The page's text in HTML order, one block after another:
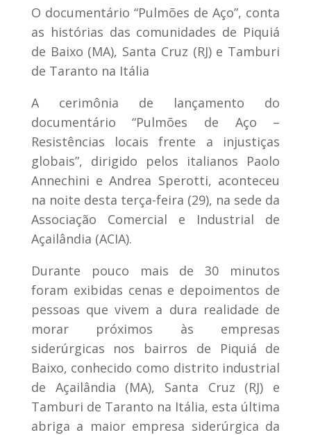
O documentário “Pulmões de Aço”, conta
as histórias das comunidades de Piquiá
de Baixo (MA), Santa Cruz (RJ) e Tamburi
de Taranto na Itália
A cerimônia de lançamento do
documentário “Pulmões de Aço –
Resistências locais frente a injustiças
globais”, dirigido pelos italianos Paolo
Annechini e Andrea Sperotti, aconteceu
na noite desta terça-feira (29), na sede da
Associação Comercial e Industrial de
Açailândia (ACIA).
Durante pouco mais de 30 minutos
foram exibidas cenas e depoimentos de
pessoas que vivem a dura realidade de
morar próximos às empresas
siderúrgicas nos bairros de Piquiá de
Baixo, conhecido como distrito industrial
de Açailândia (MA), Santa Cruz (RJ) e
Tamburi de Taranto na Itália, esta última
abriga a maior empresa siderúrgica da